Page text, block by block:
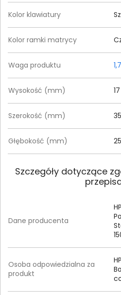
Kolor klawiatury
Kolor ramki matrycy
Waga produktu
Wysokość (mm) 17
Szerokość (mm)
Głębokość (mm)
Szczegóły dotyczące
Dane producenta
Osoba odpowiedzialna za
produkt